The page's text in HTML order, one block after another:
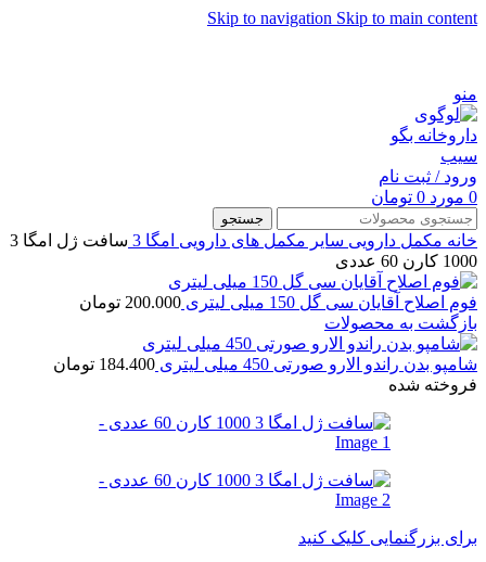
Skip to navigation Skip to main content
منو
ورود / ثبت نام
0 مورد 0 تومان
جستجو
خانه مکمل دارویی سایر مکمل های دارویی امگا 3
سافت ژل امگا 3
1000 کارن 60 عددی
فوم اصلاح آقایان سی گل 150 میلی لیتری 200.000 تومان
بازگشت به محصولات
شامپو بدن راندو الارو صورتی 450 میلی لیتری 184.400 تومان
فروخته شده
برای بزرگنمایی کلیک کنید